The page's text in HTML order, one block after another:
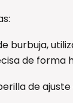
burbuja,
de forma
de